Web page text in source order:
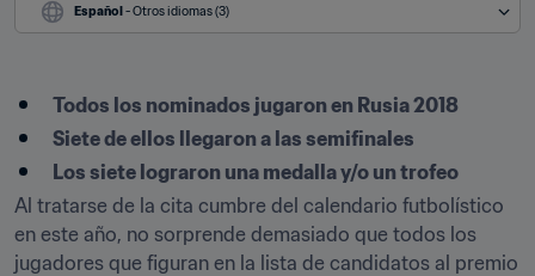
Español - Otros idiomas (3)
Todos los nominados jugaron en Rusia 2018
Siete de ellos llegaron a las semifinales
Los siete lograron una medalla y/o un trofeo
Al tratarse de la cita cumbre del calendario futbolístico
en este año, no sorprende demasiado que todos los
jugadores que figuran en la lista de candidatos al premio